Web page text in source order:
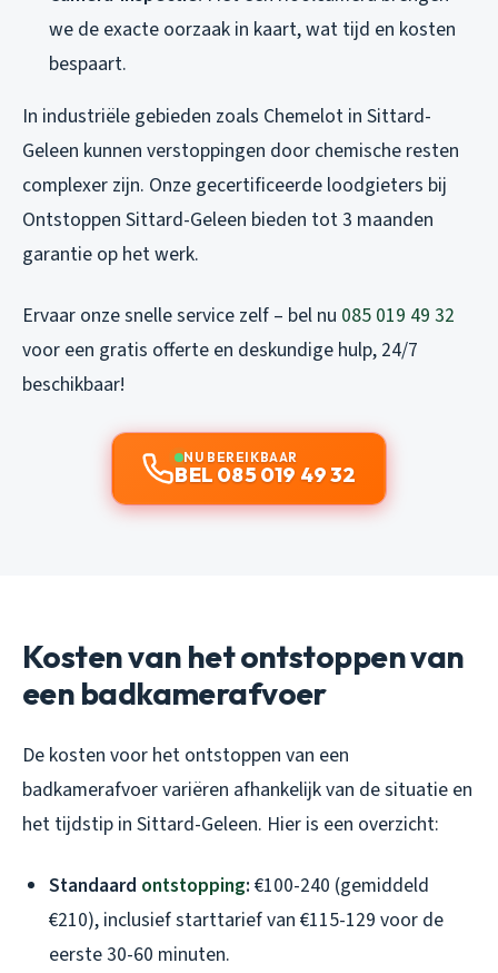
we de exacte oorzaak in kaart, wat tijd en kosten
bespaart.
In industriële gebieden zoals Chemelot in Sittard-
Geleen kunnen verstoppingen door chemische resten
complexer zijn. Onze gecertificeerde loodgieters bij
Ontstoppen Sittard-Geleen bieden tot 3 maanden
garantie op het werk.
Ervaar onze snelle service zelf – bel nu 085 019 49 32
voor een gratis offerte en deskundige hulp, 24/7
beschikbaar!
NU BEREIKBAAR
BEL 085 019 49 32
Kosten van het ontstoppen van
een badkamerafvoer
De kosten voor het ontstoppen van een
badkamerafvoer variëren afhankelijk van de situatie en
het tijdstip in Sittard-Geleen. Hier is een overzicht:
Standaard ontstopping: €100-240 (gemiddeld
€210), inclusief starttarief van €115-129 voor de
eerste 30-60 minuten.